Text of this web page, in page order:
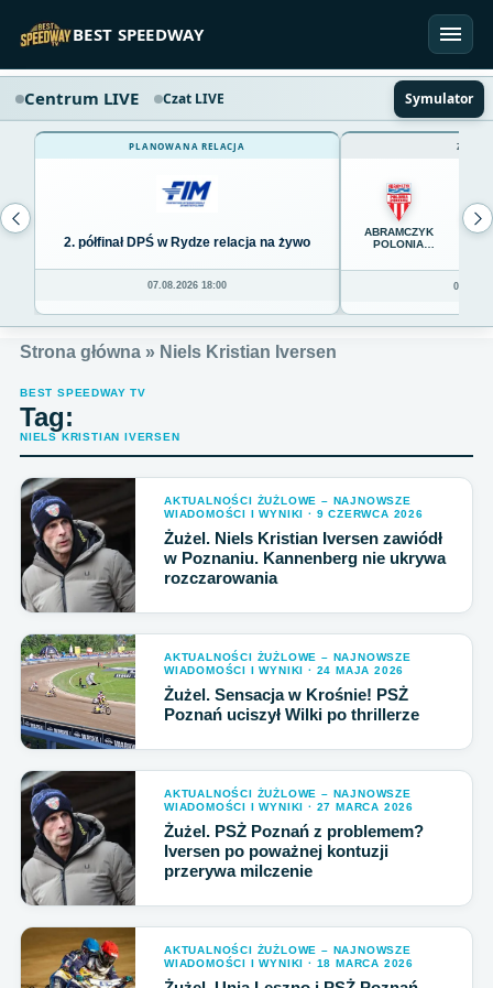
BEST SPEEDWAY
Centrum LIVE Czat LIVE Symulator
PLANOWANA RELACJA
2. półfinał DPŚ w Rydze relacja na żywo
07.08.2026 18:00
ABRAMCZYK
POLONIA
65
Strona główna » Niels Kristian Iversen
BEST SPEEDWAY TV
Tag:
NIELS KRISTIAN IVERSEN
AKTUALNOŚCI ŻUŻLOWE – NAJNOWSZE
WIADOMOŚCI I WYNIKI · 9 CZERWCA 2026
Żużel. Niels Kristian Iversen zawiódł
w Poznaniu. Kannenberg nie ukrywa
rozczarowania
AKTUALNOŚCI ŻUŻLOWE – NAJNOWSZE
WIADOMOŚCI I WYNIKI · 24 MAJA 2026
Żużel. Sensacja w Krośnie! PSŻ
Poznań uciszył Wilki po thrillerze
AKTUALNOŚCI ŻUŻLOWE – NAJNOWSZE
WIADOMOŚCI I WYNIKI · 27 MARCA 2026
Żużel. PSŻ Poznań z problemem?
Iversen po poważnej kontuzji
przerywa milczenie
AKTUALNOŚCI ŻUŻLOWE – NAJNOWSZE
WIADOMOŚCI I WYNIKI · 18 MARCA 2026